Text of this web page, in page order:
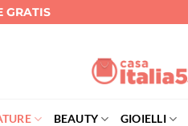
GRATIS
BEAUTY GIOIELLI